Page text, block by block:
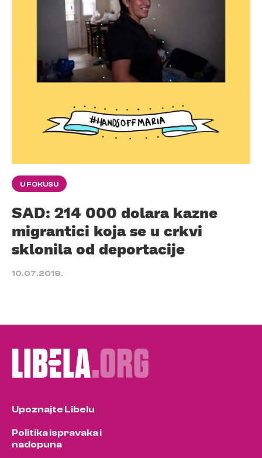
U FOKUSU
SAD: 214 000 dolara kazne
migrantici koja se u crkvi
sklonila od deportacije
10.07.2019.
Upoznajte Libelu
Politika ispravaka i
nadopuna